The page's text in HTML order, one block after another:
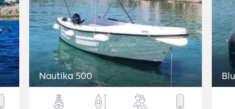
Nautika 500